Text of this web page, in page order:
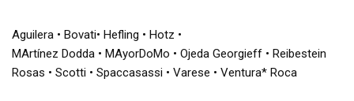
Aguilera • Bovati• Hefling • Hotz •
MArtínez Dodda • MAyorDoMo • Ojeda Georgieff • Reibestein
Rosas • Scotti • Spaccasassi • Varese • Ventura* Roca